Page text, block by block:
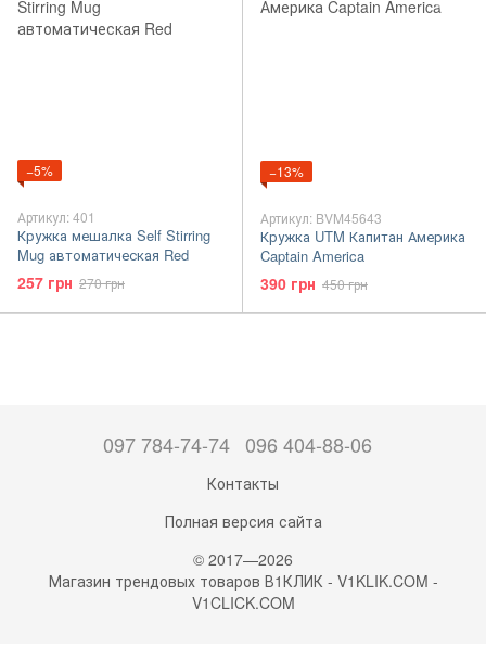
−5%
Артикул: 401
Кружка мешалка Self Stirring
Mug автоматическая Red
257 грн 270 грн
−13%
Артикул: BVM45643
Кружка UTM Капитан Америка
Captain America
390 грн 450 грн
097 784-74-74 096 404-88-06
Контакты
Полная версия сайта
© 2017—2026
Магазин трендовых товаров В1КЛИК - V1KLIK.COM -
V1CLICK.COM